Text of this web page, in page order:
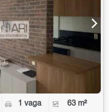
1 vaga 63 m²